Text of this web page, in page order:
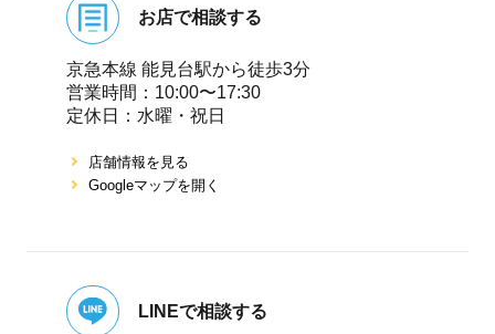
お店で相談する
京急本線 能⾒台駅から徒歩3分
営業時間：10:00〜17:30
定休⽇：⽔曜・祝⽇
店舗情報を⾒る
Googleマップを開く
LINEで相談する